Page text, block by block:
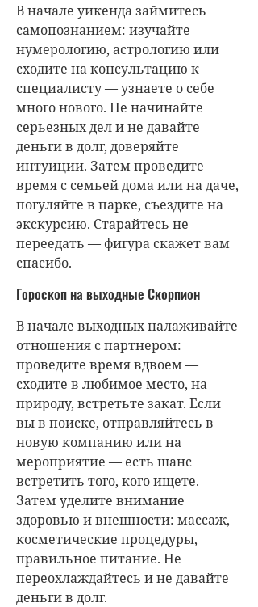
В начале уикенда займитесь
самопознанием: изучайте
нумерологию, астрологию или
сходите на консультацию к
специалисту — узнаете о себе
много нового. Не начинайте
серьезных дел и не давайте
деньги в долг, доверяйте
интуиции. Затем проведите
время с семьей дома или на даче,
погуляйте в парке, съездите на
экскурсию. Старайтесь не
переедать — фигура скажет вам
спасибо.
Гороскоп на выходные Скорпион
В начале выходных налаживайте
отношения с партнером:
проведите время вдвоем —
сходите в любимое место, на
природу, встретьте закат. Если
вы в поиске, отправляйтесь в
новую компанию или на
мероприятие — есть шанс
встретить того, кого ищете.
Затем уделите внимание
здоровью и внешности: массаж,
косметические процедуры,
правильное питание. Не
переохлаждайтесь и не давайте
деньги в долг.